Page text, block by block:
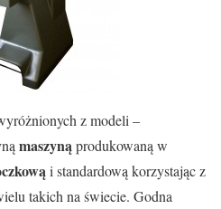
z modeli –
maszynąprodukowaną w
i standardową korzystając z
takich na świecie. Godna